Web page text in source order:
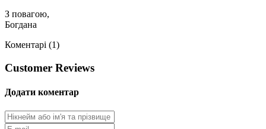
З повагою,
Богдана
Коментарі (1)
Customer Reviews
Додати коментар